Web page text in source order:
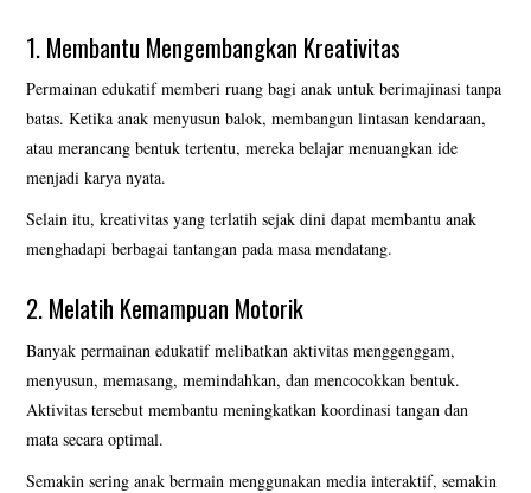
1. Membantu Mengembangkan Kreativitas
Permainan edukatif memberi ruang bagi anak untuk berimajinasi tanpa
batas. Ketika anak menyusun balok, membangun lintasan kendaraan,
atau merancang bentuk tertentu, mereka belajar menuangkan ide
menjadi karya nyata.
Selain itu, kreativitas yang terlatih sejak dini dapat membantu anak
menghadapi berbagai tantangan pada masa mendatang.
2. Melatih Kemampuan Motorik
Banyak permainan edukatif melibatkan aktivitas menggenggam,
menyusun, memasang, memindahkan, dan mencocokkan bentuk.
Aktivitas tersebut membantu meningkatkan koordinasi tangan dan
mata secara optimal.
Semakin sering anak bermain menggunakan media interaktif, semakin